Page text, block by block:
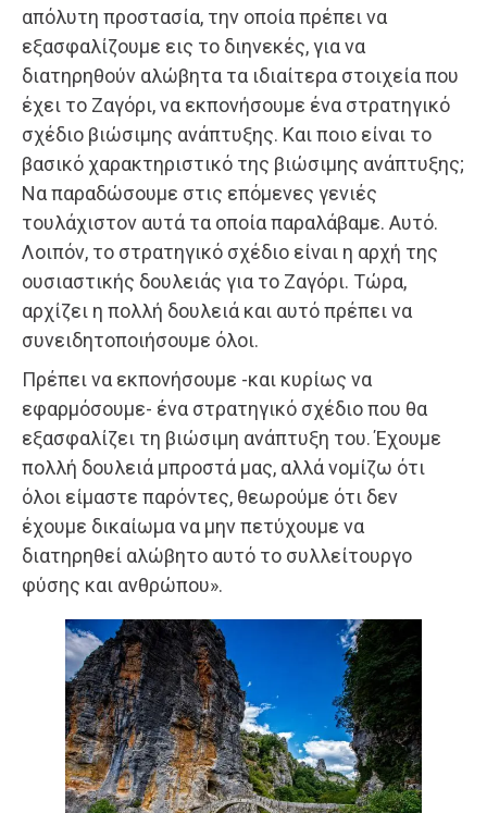
απόλυτη προστασία, την οποία πρέπει να
εξασφαλίζουμε εις το διηνεκές, για να
διατηρηθούν αλώβητα τα ιδιαίτερα στοιχεία που
έχει το Ζαγόρι, να εκπονήσουμε ένα στρατηγικό
σχέδιο βιώσιμης ανάπτυξης. Και ποιο είναι το
βασικό χαρακτηριστικό της βιώσιμης ανάπτυξης;
Να παραδώσουμε στις επόμενες γενιές
τουλάχιστον αυτά τα οποία παραλάβαμε. Αυτό.
Λοιπόν, το στρατηγικό σχέδιο είναι η αρχή της
ουσιαστικής δουλειάς για το Ζαγόρι. Τώρα,
αρχίζει η πολλή δουλειά και αυτό πρέπει να
συνειδητοποιήσουμε όλοι.
Πρέπει να εκπονήσουμε -και κυρίως να
εφαρμόσουμε- ένα στρατηγικό σχέδιο που θα
εξασφαλίζει τη βιώσιμη ανάπτυξη του. Έχουμε
πολλή δουλειά μπροστά μας, αλλά νομίζω ότι
όλοι είμαστε παρόντες, θεωρούμε ότι δεν
έχουμε δικαίωμα να μην πετύχουμε να
διατηρηθεί αλώβητο αυτό το συλλείτουργο
φύσης και ανθρώπου».